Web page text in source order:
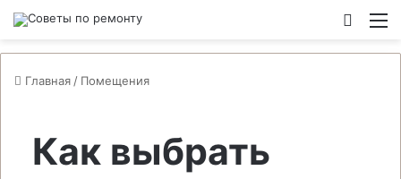
Главная / Помещения
Как выбрать